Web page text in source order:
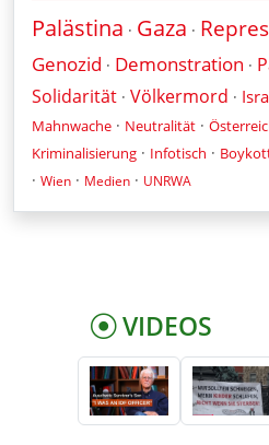
Palästina · Gaza ·
Genozid · Demonstration ·
Solidarität · Völkermord ·
Mahnwache · Neutralität ·
Kriminalisierung · Infotisch ·
· Wien · Medien · UNRWA
VIDEOS